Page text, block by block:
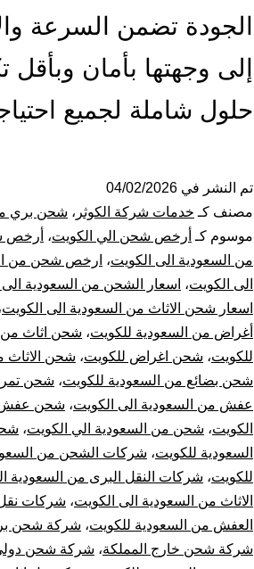
الجودة تضمن السرعة
إلى وجهتها بأمان
حلول شاملة لجميع
تم النشر في 04/02/2026
مصنف كـ خدمات شركة الكوثر ، شحن بري
موسوم كـ أرخص شحن الي الكويت، أرخص
من السعودية الى الكويت، ارخص شحن من
الى الكويت، اسعار الشحن من السعودية
اسعار شحن الاثاث من السعودية الى الكويت
أغراض من السعودية للكويت، شحن اثاث من
للكويت، شحن اغراض للكويت، شحن الاثاث
شحن بضائع من السعودية للكويت، شحن تمر
عفش من السعودية الى الكويت، شحن عفش
الكويت، شحن من السعودية الي الكويت،
السعودية للكويت، شركات الشحن من
للكويت، شركات النقل البرى من السعودية
الاثاث من السعودية الى الكويت، شركات نقل
العفش من السعودية للكويت، شركة شحن
شركة شحن خارج المملكة، شركة شحن